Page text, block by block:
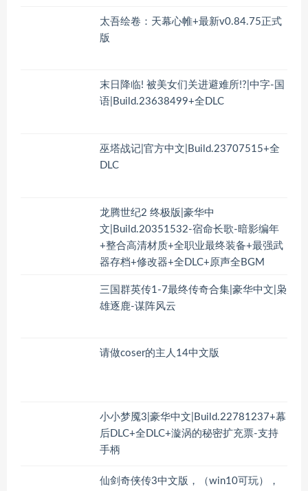
太吾绘卷：天幕心帷+最新v0.84.75正式
版
末日降临! 被美女们关进避难所!?|中字-国
语|Build.23638499+全DLC
巫塔战记|官方中文|Build.23707515+全
DLC
龙腾世纪2 终极版|豪华中
文|Build.20351532-宿命长歌-暗影编年
+整合高清材质+全职业最终装备+最强武
器存档+修改器+全DLC+原声全BGM
三国群英传1-7最终传奇合集|豪华中文|枭
雄逐鹿-谋阵风云
请做coser的主人14中文版
小小梦魇3|豪华中文|Build.22781237+幕
后DLC+全DLC+漩涡的秘密扩充票-支持
手柄
仙剑奇侠传3中文版，（win10可玩），